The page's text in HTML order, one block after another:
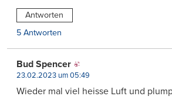
Antworten
5 Antworten
Bud Spencer
23.02.2023 um 05:49
Wieder mal viel heisse Luft und